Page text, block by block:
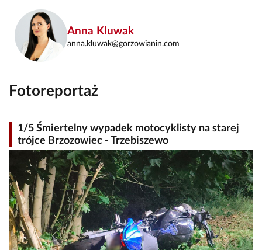
Anna Kluwak
anna.kluwak@gorzowianin.com
Fotoreportaż
1/5 Śmiertelny wypadek motocyklisty na starej
trójce Brzozowiec - Trzebiszewo